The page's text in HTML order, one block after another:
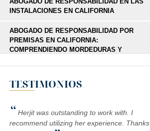
INSTALACIONES EN CALIFORNIA
ABOGADO DE RESPONSABILIDAD POR
PREMISAS EN CALIFORNIA:
COMPRENDIENDO MORDEDURAS Y
ENTENDIENDO: ACCIDENTES EN SITIOS DE
ABOGADOS DE LESIONES PERSONALES:
COMPRENDIENDO LOS ACCIDENTES DE
TESTIMONIOS
“ Herjit was outstanding to work with. I
recommend utilizing her experience. Thanks